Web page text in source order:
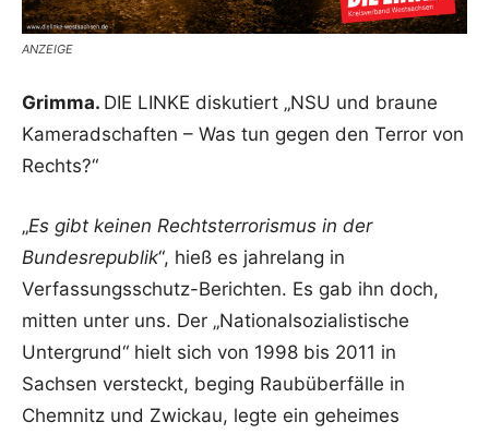
ANZEIGE
Grimma. DIE LINKE diskutiert „NSU und braune
Kameradschaften – Was tun gegen den Terror von
Rechts?“
„Es gibt keinen Rechtsterrorismus in der
Bundesrepublik“, hieß es jahrelang in
Verfassungsschutz-Berichten. Es gab ihn doch,
mitten unter uns. Der „Nationalsozialistische
Untergrund“ hielt sich von 1998 bis 2011 in
Sachsen versteckt, beging Raubüberfälle in
Chemnitz und Zwickau, legte ein geheimes